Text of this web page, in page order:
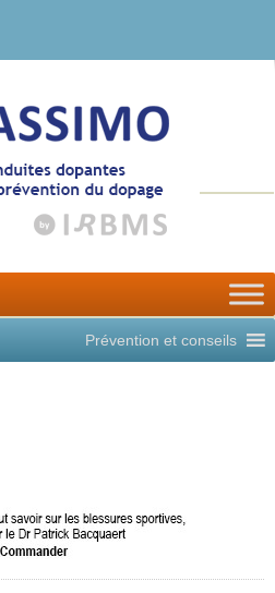
Prévention et conseils